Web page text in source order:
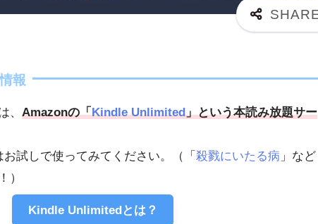
報
、 Amazonの「Kindle Unlimited」という本読み放題サー
試しで使ってみてください。（「 殺戮にいたる病 」など
）
Kindle Unlimitedとは？